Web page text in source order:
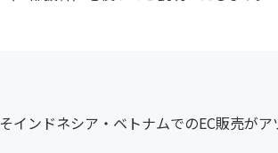
インドネシア・ベトナムでのEC販売がア